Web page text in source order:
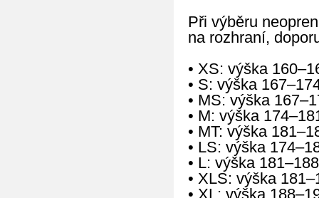
Při výběru
na rozhraní,
• XS: výška
• S: výška
• MS: výška
• M: výška
• MT: výška
• LS: výška
• L: výška
• XLS: výška
• XL: výška